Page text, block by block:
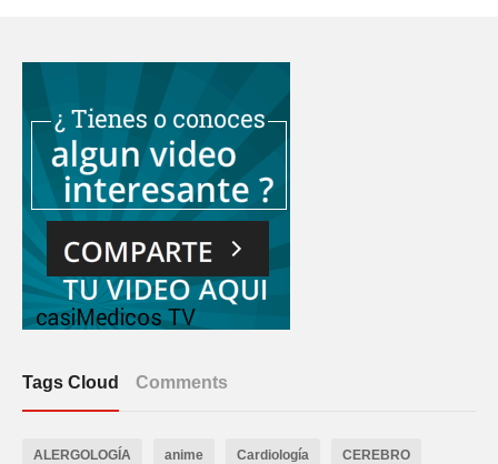
Tags Cloud Comments
ALERGOLOGÍA anime Cardiología CEREBRO